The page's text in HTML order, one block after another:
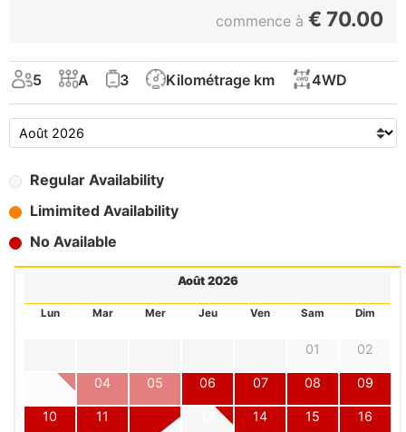
commence à € 70.00
5 A 3 Kilométrage km 4WD
Regular Availability
Limimited Availability
No Available
Août 2026
Lun Mar Mer Jeu Ven Sam Dim
01 02
04 05 06 07 08 09
10 11 14 15 16